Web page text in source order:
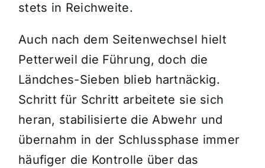
stets in Reichweite.
Auch nach dem Seitenwechsel hielt
Petterweil die Führung, doch die
Ländches-Sieben blieb hartnäckig.
Schritt für Schritt arbeitete sie sich
heran, stabilisierte die Abwehr und
übernahm in der Schlussphase immer
häufiger die Kontrolle über das